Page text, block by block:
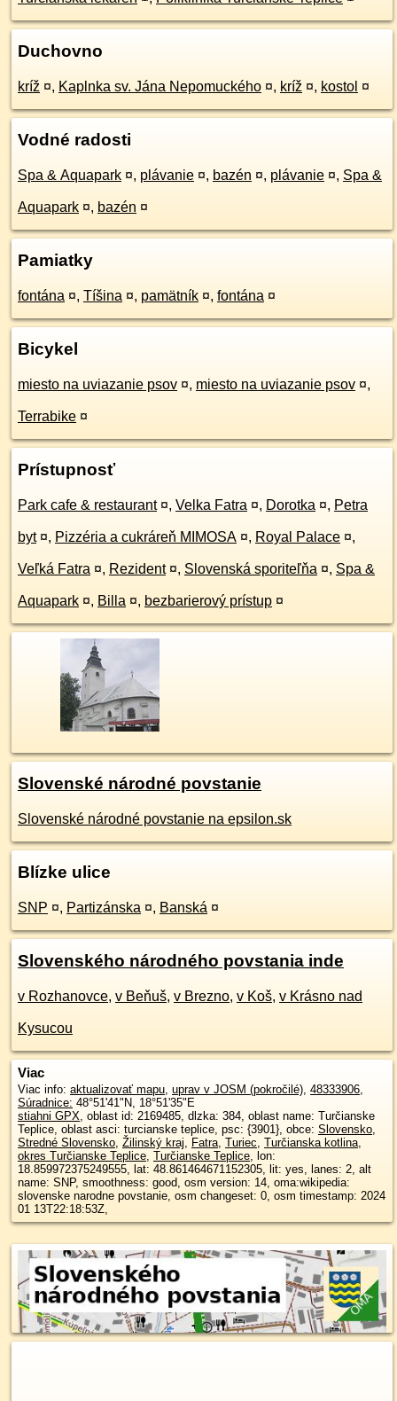
Duchovno
kríž ¤, Kaplnka sv. Jána Nepomuckého ¤, kríž ¤, kostol ¤
Vodné radosti
Spa & Aquapark ¤, plávanie ¤, bazén ¤, plávanie ¤, Spa &
Aquapark ¤, bazén ¤
Pamiatky
fontána ¤, Tíšina ¤, pamätník ¤, fontána ¤
Bicykel
miesto na uviazanie psov ¤, miesto na uviazanie psov ¤,
Terrabike ¤
Prístupnosť
Park cafe & restaurant ¤, Velka Fatra ¤, Dorotka ¤, Petra
byt ¤, Pizzéria a cukráreň MIMOSA ¤, Royal Palace ¤,
Veľká Fatra ¤, Rezident ¤, Slovenská sporiteľňa ¤, Spa &
Aquapark ¤, Billa ¤, bezbarierový prístup ¤
Slovenské národné povstanie
Slovenské národné povstanie na epsilon.sk
Blízke ulice
SNP ¤, Partizánska ¤, Banská ¤
Slovenského národného povstania inde
v Rozhanovce, v Beňuš, v Brezno, v Koš, v Krásno nad
Kysucou
Viac
Viac info: aktualizovať mapu, uprav v JOSM (pokročilé), 48333906,
Súradnice: 48°51'41"N, 18°51'35"E
stiahni GPX, oblast id: 2169485, dlzka: 384, oblast name: Turčianske
Teplice, oblast asci: turcianske teplice, psc: {3901}, obce: Slovensko,
Stredné Slovensko, Žilinský kraj, Fatra, Turiec, Turčianska kotlina,
okres Turčianske Teplice, Turčianske Teplice, lon:
18.859972375249555, lat: 48.861464671152305, lit: yes, lanes: 2, alt
name: SNP, smoothness: good, osm version: 14, oma:wikipedia:
slovenske narodne povstanie, osm changeset: 0, osm timestamp: 2024
01 13T22:18:53Z,